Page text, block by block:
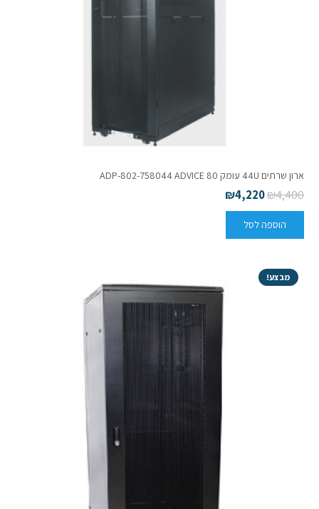
ארון שרתים 44U עומק 80 ADP-802-758044 ADVICE
₪4,400
₪4,220
הוספה לסל
מבצע!